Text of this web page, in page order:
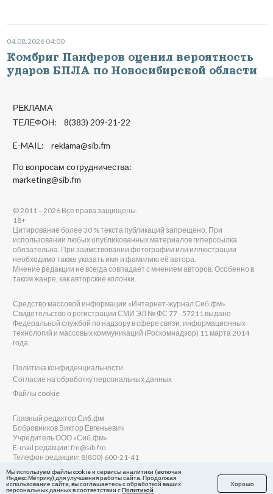
04.08.2026 04:00
Комбриг Панферов оценил вероятность
ударов БПЛА по Новосибирской области
РЕКЛАМА
ТЕЛЕФОН: 8(383) 209-21-22
E-MAIL: reklama@sib.fm
По вопросам сотрудничества:
marketing@sib.fm
© 2011—2026 Все права защищены.
18+
Цитирование более 30 % текста публикаций запрещено. При
использовании любых опубликованных материалов гиперссылка
обязательна. При заимствовании фотографии или иллюстрации
необходимо также указать имя и фамилию её автора.
Мнение редакции не всегда совпадает с мнением авторов. Особенно в
таком жанре, как авторские колонки.
Средство массовой информации «Интернет-журнал Сиб.фм».
Свидетельство о регистрации СМИ ЭЛ № ФС 77 - 57211 выдано
Федеральной службой по надзору в сфере связи, информационных
технологий и массовых коммуникаций (Роскомнадзор) 11 марта 2014
года.
Политика конфиденциальности
Согласие на обработку персональных данных
Файлы cookie
Главный редактор Сиб.фм
Бобровников Виктор Евгеньевич
Учредитель ООО «Сиб.фм»
E-mail редакции: fm@sib.fm
Телефон редакции: 8(800) 600-21-41
Сайт разработан и поддерживается Технодзен
Мы используем файлы cookie и сервисы аналитики (включая
Яндекс.Метрику) для улучшения работы сайта. Продолжая
использование сайта, вы соглашаетесь с обработкой ваших
персональных данных в соответствии сПолитикой
Хорошо